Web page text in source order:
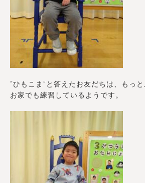
“ひもこま”と答えたお友だちは、もっ
お家でも練習しているようです。